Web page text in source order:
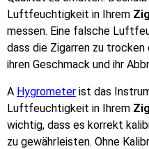
Luftfeuchtigkeit in Ihrem
messen. Eine falsche
dass die Zigarren zu
ihren Geschmack und ihr
A Hygrometer ist das
Luftfeuchtigkeit in Ihrem
wichtig, dass es korrekt
zu gewährleisten. Ohne